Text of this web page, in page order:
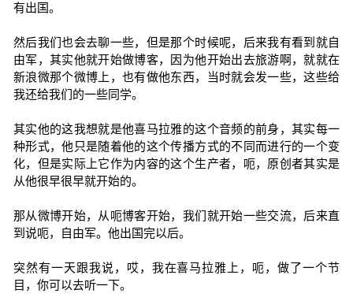
有出国。
然后我们也会去聊一些，但是那个时候呢，后来我有看到就自
由军，其实他就开始做博客，因为他开始出去旅游啊，就就在
新浪微那个微博上，也有做他东西，当时就会发一些，这些给
我还给我们的一些同学。
其实他的这我想就是他喜马拉雅的这个音频的前身，其实每一
种形式，他只是随着他的这个传播方式的不同而进行的一个变
化，但是实际上它作为内容的这个生产者，呃，原创者其实是
从他很早很早就开始的。
那从微博开始，从呃博客开始，我们就开始一些交流，后来直
到说呃，自由军。他出国完以后。
突然有一天跟我说，哎，我在喜马拉雅上，呃，做了一个节
目，你可以去听一下。